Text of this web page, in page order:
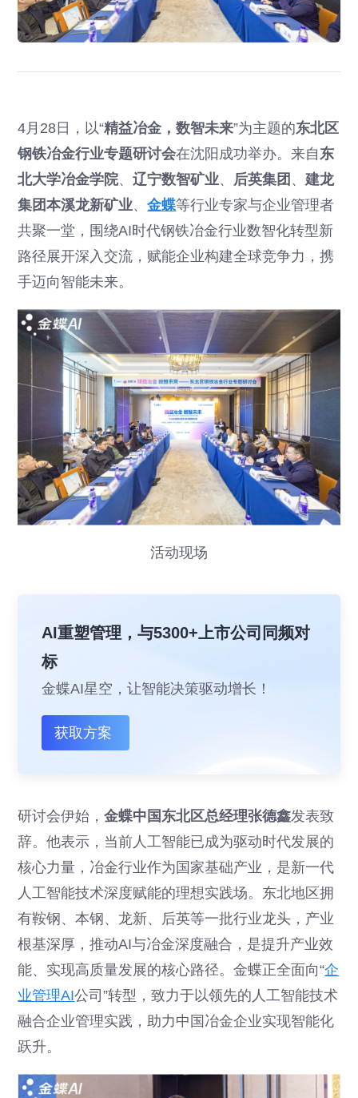
4月28日，以“精益冶金，数智未来”为主题的东北区
钢铁冶金行业专题研讨会在沈阳成功举办。来自 东
北大学冶金学院、辽宁数智矿业、 后英集团 、建龙
集团本溪龙新矿业、金蝶等行业专家与企业管理者
共聚一堂，围绕AI时代钢铁冶金行业数智化转型新
路径展开深入交流，赋能企业构建全球竞争力，携
手迈向智能未来。
活动现场
AI重塑管理，与5300+上市公司同频对
标
金蝶AI星空，让智能决策驱动增长！
获取方案
研讨会伊始，金蝶中国东北区总经理张德鑫发表致
辞。他表示，当前人工智能已成为驱动时代发展的
核心力量，冶金行业作为国家基础产业，是新一代
人工智能技术深度赋能的理想实践场。东北地区拥
有鞍钢、本钢、龙新、后英等一批行业龙头，产业
根基深厚，推动AI与冶金深度融合，是提升产业效
能、实现高质量发展的核心路径。金蝶正全面向“企
业管理AI公司”转型，致力于以领先的人工智能技术
融合企业管理实践，助力中国冶金企业实现智能化
跃升。